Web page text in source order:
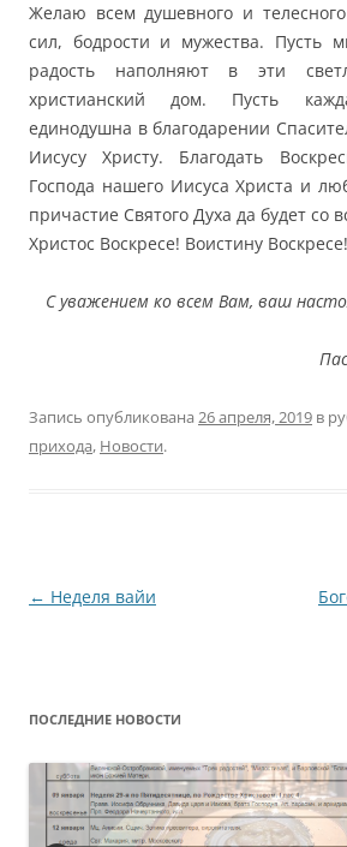
Желаю всем душевного и
сил, бодрости и мужества. Пусть
радость наполняют в эти
христианский дом. Пусть
единодушна в благодарении
Иисусу Христу. Благодать
Господа нашего Иисуса Христа и
причастие Святого Духа да будет со
Христос Воскресе! Воистину Воскресе!
С уважением ко всем Вам, ваш
Запись опубликована 26 апреля, 2019 в
прихода, Новости.
Навигация
← Неделя вайи
ПОСЛЕДНИЕ НОВОСТИ